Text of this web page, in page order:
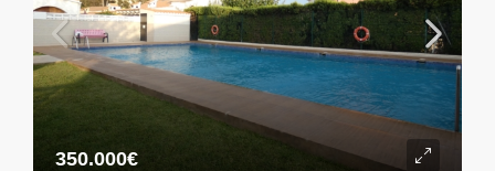
350.000€